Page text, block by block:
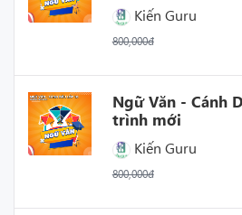
Kiến Guru
800,000đ
Ngữ Văn - Cánh
trình mới
Kiến Guru
800,000đ